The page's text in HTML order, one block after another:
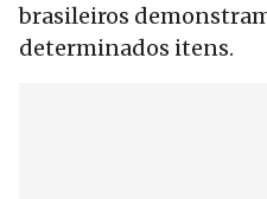
brasileiros
determinados itens.